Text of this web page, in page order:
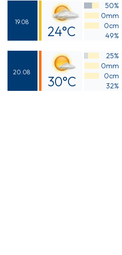
24°C
19.08
24°C
23°C
50%
0mm
0cm
49%
20.08
30°C
25%
0mm
0cm
32%